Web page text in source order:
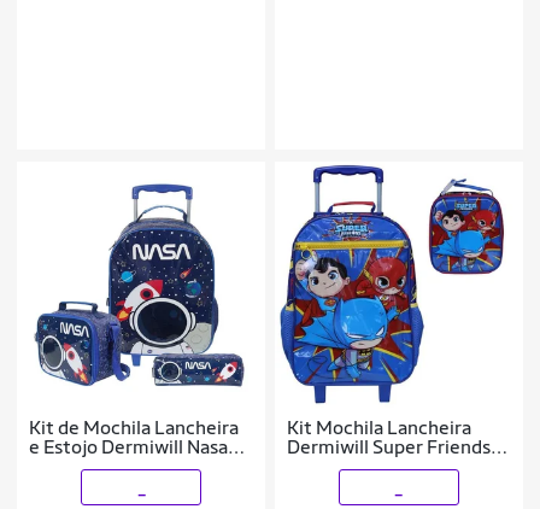
Kit de Mochila Lancheira
e Estojo Dermiwill Nasa
Kit Mochila Lancheira
Dermiwill Super Friends